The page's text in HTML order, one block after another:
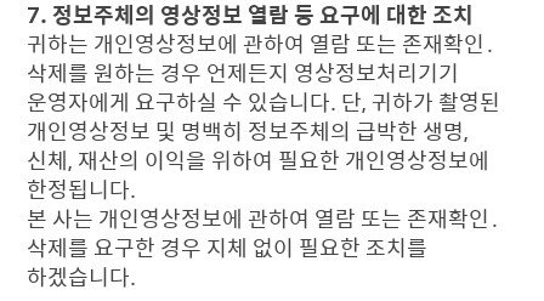
7. 정보주체의 영상정보 열람 등 요구에 대한 조치
귀하는 개인영상정보에 관하여 열람 또는 존재확인․
삭제를 원하는 경우 언제든지 영상정보처리기기
운영자에게 요구하실 수 있습니다. 단, 귀하가 촬영된
개인영상정보 및 명백히 정보주체의 급박한 생명,
신체, 재산의 이익을 위하여 필요한 개인영상정보에
한정됩니다.
본 사는 개인영상정보에 관하여 열람 또는 존재확인․
삭제를 요구한 경우 지체 없이 필요한 조치를
하겠습니다.